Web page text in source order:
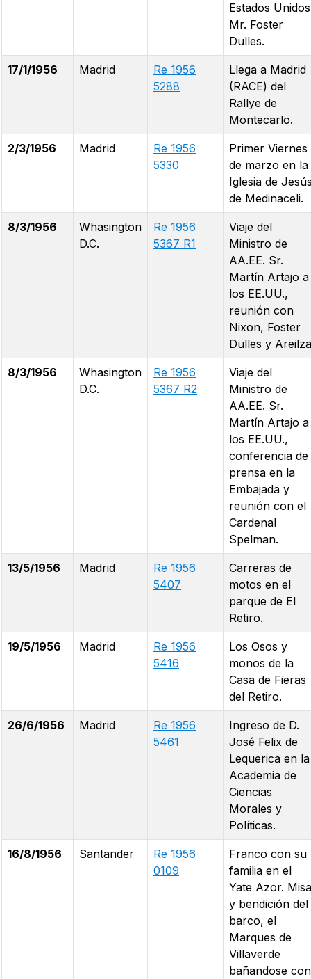
Estados
Mr. Foster
Dulles.
17/1/1956 Madrid
Re 1956
5288
Llega a Madrid
(RACE) del
Rallye de
Montecarlo.
2/3/1956 Madrid
Re 1956
5330
Primer Viernes
de marzo en la
Iglesia de
de Medinaceli.
8/3/1956
Whasington
D.C.
Re 1956
5367 R1
Viaje del
Ministro de
AA.EE. Sr.
Martín Artajo a
los EE.UU.,
reunión con
Nixon, Foster
Dulles y
8/3/1956
Whasington
D.C.
Re 1956
5367 R2
Viaje del
Ministro de
AA.EE. Sr.
Martín Artajo a
los EE.UU.,
conferencia de
prensa en la
Embajada y
reunión con el
Cardenal
Spelman.
13/5/1956 Madrid
Re 1956
5407
Carreras de
motos en el
parque de El
Retiro.
19/5/1956 Madrid
Re 1956
5416
Los Osos y
monos de la
Casa de Fieras
del Retiro.
26/6/1956 Madrid
Re 1956
5461
Ingreso de D.
José Felix de
Lequerica en la
Academia de
Ciencias
Morales y
Políticas.
16/8/1956 Santander
Re 1956
0109
Franco con su
familia en el
Yate Azor. Misa
y bendición del
barco, el
Marques de
Villaverde
bañandose con